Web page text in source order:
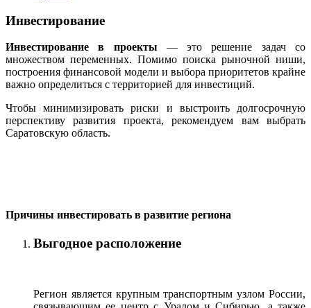
Инвестирование
Инвестирование в проекты — это решение задач со
множеством переменных. Помимо поиска рыночной ниши,
построения финансовой модели и выбора приоритетов крайне
важно определиться с территорией для инвестиций.
Чтобы минимизировать риски и выстроить долгосрочную
перспективу развития проекта, рекомендуем вам выбрать
Саратовскую область.
Причины инвестировать в развитие региона
Выгодное расположение
Регион является крупным транспортным узлом России,